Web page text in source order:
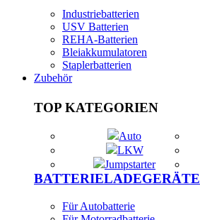
Industriebatterien
USV Batterien
REHA-Batterien
Bleiakkumulatoren
Staplerbatterien
Zubehör
TOP KATEGORIEN
Auto
LKW
Jumpstarter
BATTERIELADEGERÄTE
Für Autobatterie